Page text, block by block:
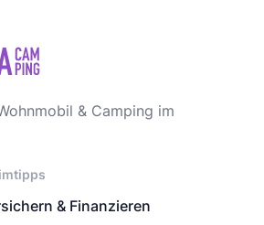
& Camping im
& Finanzieren